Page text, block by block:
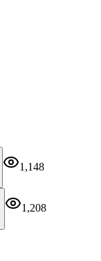
1,148
1,208